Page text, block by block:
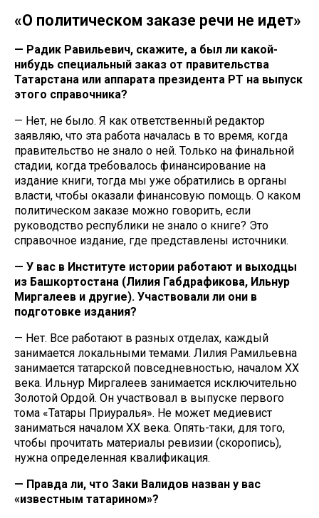
«О политическом заказе речи не идет»
— Радик Равильевич, скажите, а был ли какой-
нибудь специальный заказ от правительства
Татарстана или аппарата президента РТ на выпуск
этого справочника?
— Нет, не было. Я как ответственный редактор
заявляю, что эта работа началась в то время, когда
правительство не знало о ней. Только на финальной
стадии, когда требовалось финансирование на
издание книги, тогда мы уже обратились в органы
власти, чтобы оказали финансовую помощь. О каком
политическом заказе можно говорить, если
руководство республики не знало о книге? Это
справочное издание, где представлены источники.
— У вас в Институте истории работают и выходцы
из Башкортостана (Лилия Габдрафикова, Ильнур
Миргалеев и другие). Участвовали ли они в
подготовке издания?
— Нет. Все работают в разных отделах, каждый
занимается локальными темами. Лилия Рамильевна
занимается татарской повседневностью, началом XX
века. Ильнур Миргалеев занимается исключительно
Золотой Ордой. Он участвовал в выпуске первого
тома «Татары Приуралья». Не может медиевист
заниматься началом XX века. Опять-таки, для того,
чтобы прочитать материалы ревизии (скоропись),
нужна определенная квалификация.
— Правда ли, что Заки Валидов назван у вас
«известным татарином»?